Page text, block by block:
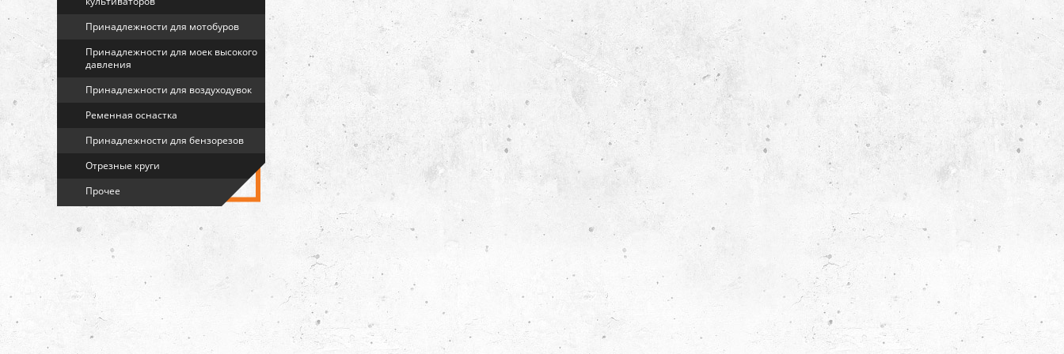
Принадлежности для мотобуров
Принадлежности для моек высокого
давления
Принадлежности для воздуходувок
Ременная оснастка
Принадлежности для бензорезов
Отрезные круги
Прочее